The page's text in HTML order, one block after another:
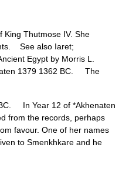
Thutmose IV. She
See also Iaret;
Egypt by Morris L.
1379 1362 BC. The
In Year 12 of *Akhenaten
from the records, perhaps
favour. One of her names
to Smenkhkare and he